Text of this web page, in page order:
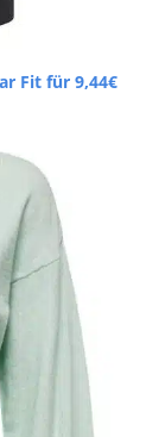
Fit für 9,44€